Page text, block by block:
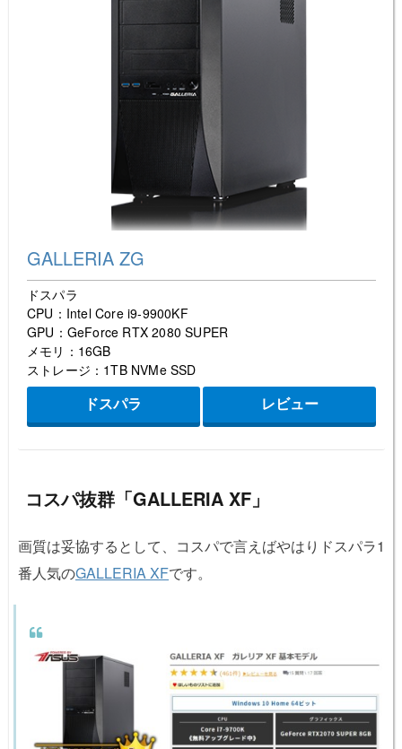
GALLERIA ZG
ドスパラ
CPU：Intel Core i9-9900KF
GPU：GeForce RTX 2080 SUPER
メモリ：16GB
ストレージ：1TB NVMe SSD
ドスパラ レビュー
コスパ抜群「GALLERIA XF」
画質は妥協するとして、コスパで言えばやはりドスパラ1
番人気のGALLERIA XFです。